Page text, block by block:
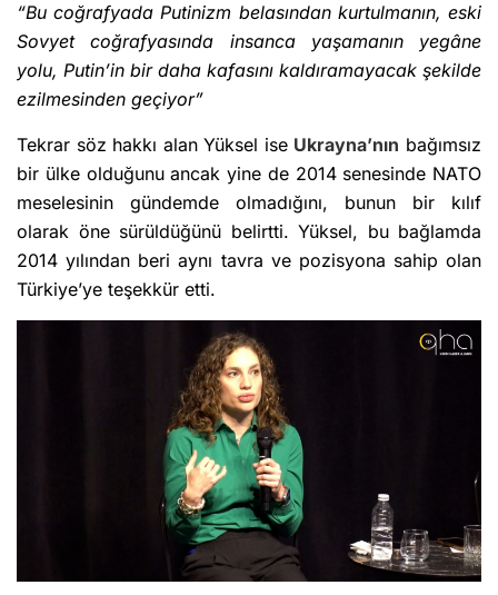
“Bu coğrafyada Putinizm belasından kurtulmanın, eski
Sovyet coğrafyasında insanca yaşamanın yegâne
yolu, Putin’in bir daha kafasını kaldıramayacak şekilde
ezilmesinden geçiyor”
Tekrar söz hakkı alan Yüksel ise Ukrayna’nın bağımsız
bir ülke olduğunu ancak yine de 2014 senesinde NATO
meselesinin gündemde olmadığını, bunun bir kılıf
olarak öne sürüldüğünü belirtti. Yüksel, bu bağlamda
2014 yılından beri aynı tavra ve pozisyona sahip olan
Türkiye’ye teşekkür etti.